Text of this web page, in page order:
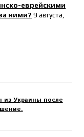
еврейскими
ними? 9 августа,
из Украины после